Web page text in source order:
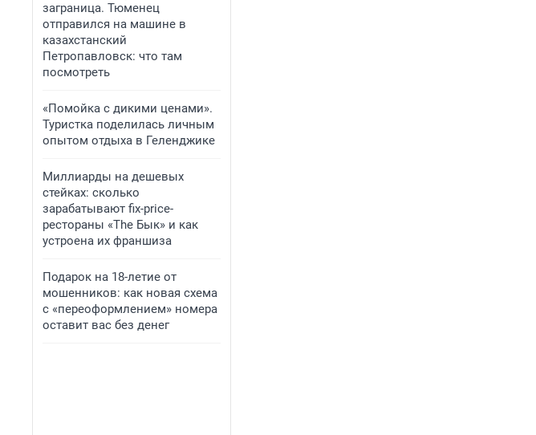
заграница. Тюменец
отправился на машине в
казахстанский
Петропавловск: что там
посмотреть
«Помойка с дикими ценами».
Туристка поделилась личным
опытом отдыха в Геленджике
Миллиарды на дешевых
стейках: сколько
зарабатывают fix-price-
рестораны «The Бык» и как
устроена их франшиза
Подарок на 18-летие от
мошенников: как новая схема
с «переоформлением» номера
оставит вас без денег